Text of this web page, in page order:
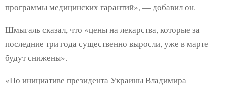
программы медицинских гарантий», — добавил он.
Шмыгаль сказал, что «цены на лекарства, которые за
последние три года существенно выросли, уже в марте
будут снижены».
«По инициативе президента Украины Владимира